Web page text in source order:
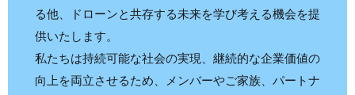
る他、ドローンと共存する未来を学び考える機会を提
供いたします。
私たちは持続可能な社会の実現、継続的な企業価値の
向上を両立させるため、メンバーやご家族、パートナ